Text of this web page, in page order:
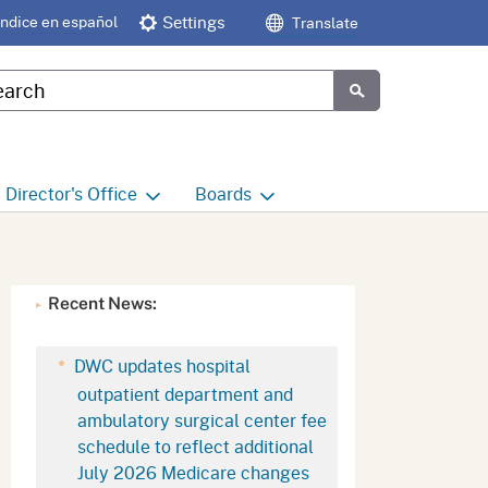
en español Settings Translate
Google Search
Director's Office
Regulatory Affairs
Office of the Director -
Research
Office of the Director -
Decisions and Determinations
Boards
Compensation (CHSWC)
Occupational Safety & Health
Standards Board
Occupational Safety & Health
Recent News:
DWC updates hospital
outpatient department and
ambulatory surgical center fee
schedule to reflect additional
July 2026 Medicare changes